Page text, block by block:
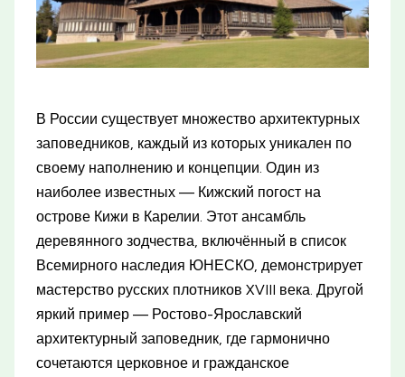
В России существует множество архитектурных
заповедников, каждый из которых уникален по
своему наполнению и концепции. Один из
наиболее известных — Кижский погост на
острове Кижи в Карелии. Этот ансамбль
деревянного зодчества, включённый в список
Всемирного наследия ЮНЕСКО, демонстрирует
мастерство русских плотников XVIII века. Другой
яркий пример — Ростово-Ярославский
архитектурный заповедник, где гармонично
сочетаются церковное и гражданское